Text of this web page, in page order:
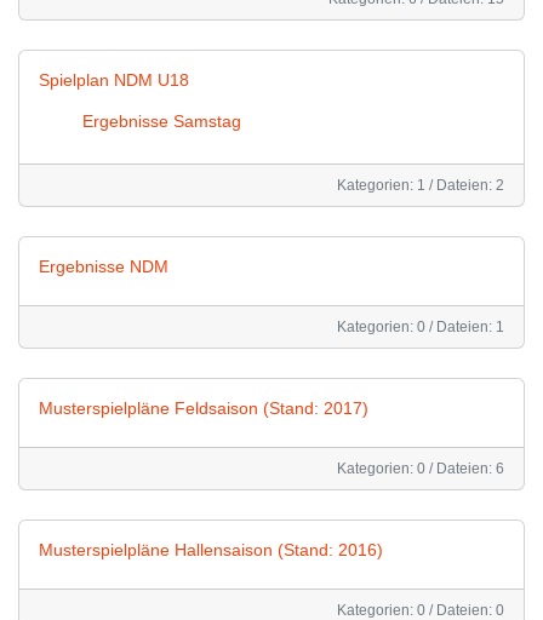
Spielplan NDM U18
Ergebnisse Samstag
Kategorien: 1 / Dateien: 2
Ergebnisse NDM
Kategorien: 0 / Dateien: 1
Musterspielpläne Feldsaison (Stand: 2017)
Kategorien: 0 / Dateien: 6
Musterspielpläne Hallensaison (Stand: 2016)
Kategorien: 0 / Dateien: 0